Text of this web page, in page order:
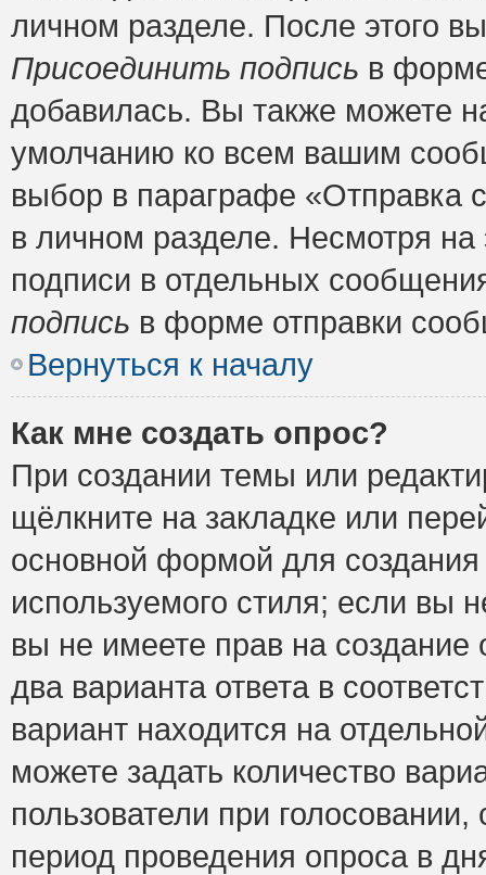
личном разделе. После этого
Присоединить подпись в
добавилась. Вы также можете
умолчанию ко всем вашим
выбор в параграфе «Отправка
в личном разделе. Несмотря
подписи в отдельных
подпись в форме отправки
Вернуться к началу
Как мне создать опрос?
При создании темы или
щёлкните на закладке или
основной формой для
используемого стиля; если вы
вы не имеете прав на
два варианта ответа в
вариант находится на
можете задать количество
пользователи при
период проведения опроса в